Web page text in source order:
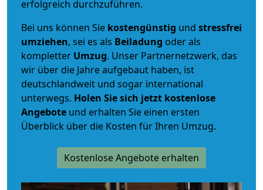
erfolgreich durchzuführen.
Bei uns können Sie kostengünstig und stressfrei
umziehen, sei es als Beiladung oder als
kompletter Umzug. Unser Partnernetzwerk, das
wir über die Jahre aufgebaut haben, ist
deutschlandweit und sogar international
unterwegs. Holen Sie sich jetzt kostenlose
Angebote und erhalten Sie einen ersten
Überblick über die Kosten für Ihren Umzug.
Kostenlose Angebote erhalten